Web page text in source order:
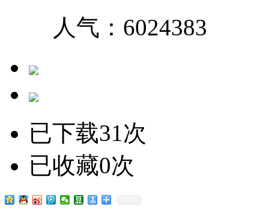
人气： 6024383
已下载31次
已收藏0次